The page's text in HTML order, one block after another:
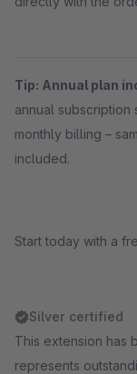
Tip: Annual plan
annual
monthly billing –
included.
Start today with a
Silver certified
This extension has
represents